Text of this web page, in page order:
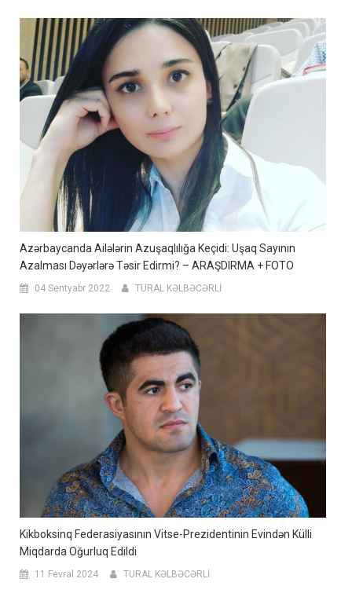
Azərbaycanda Ailələrin Azuşaqlılığa Keçidi: Uşaq Sayının
Azalması Dəyərlərə Təsir Edirmi? – ARAŞDIRMA + FOTO
04 Sentyabr 2022 TURAL KƏLBƏCƏRLİ
Kikboksinq Federasiyasının Vitse-Prezidentinin Evindən Külli
Miqdarda Oğurluq Edildi
11 Fevral 2024 TURAL KƏLBƏCƏRLİ